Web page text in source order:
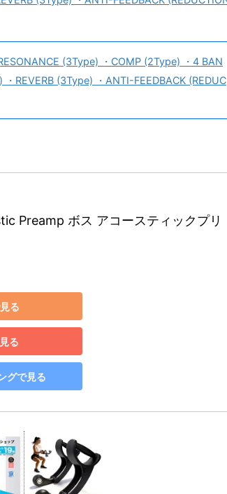
(3Type) ・COMP (2Type) ・4 BAN
REVERB (3Type) ・ANTI-FEEDBACK (REDUC
Preamp ボス アコースティックプリ
る
る
グで見る